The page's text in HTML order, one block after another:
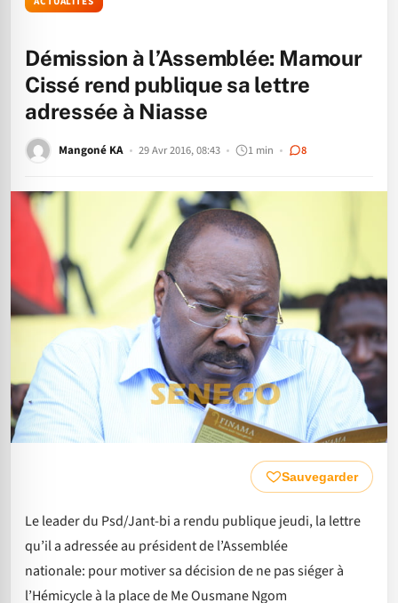
Démission à l’Assemblée: Mamour
Cissé rend publique sa lettre
adressée à Niasse
Mangoné KA 29 Avr 2016, 08:43 1 min 8
Sauvegarder
Le leader du Psd/Jant-bi a rendu publique jeudi, la lettre
qu’il a adressée au président de l’Assemblée
nationale: pour motiver sa décision de ne pas siéger à
l’Hémicycle à la place de Me Ousmane Ngom